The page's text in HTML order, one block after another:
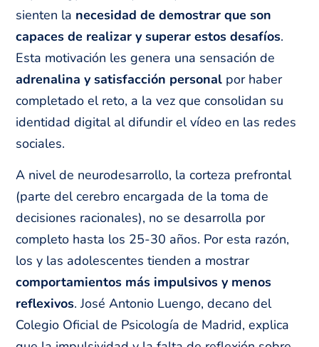
sienten la necesidad de demostrar que son
capaces de realizar y superar estos desafíos.
Esta motivación les genera una sensación de
adrenalina y satisfacción personal por haber
completado el reto, a la vez que consolidan su
identidad digital al difundir el vídeo en las redes
sociales.
A nivel de neurodesarrollo, la corteza prefrontal
(parte del cerebro encargada de la toma de
decisiones racionales), no se desarrolla por
completo hasta los 25-30 años. Por esta razón,
los y las adolescentes tienden a mostrar
comportamientos más impulsivos y menos
reflexivos. José Antonio Luengo, decano del
Colegio Oficial de Psicología de Madrid, explica